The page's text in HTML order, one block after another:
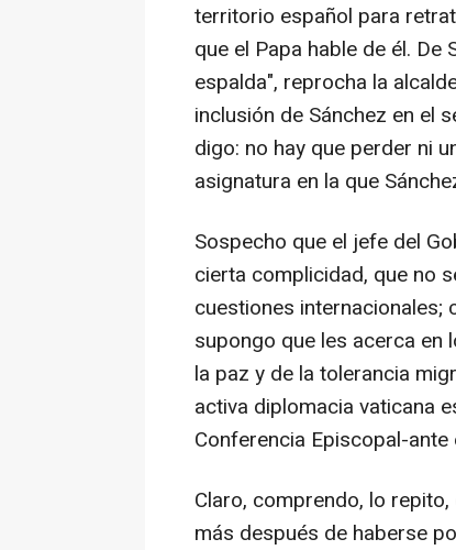
territorio español para
que el Papa hable de él. De
espalda", reprocha la
inclusión de Sánchez en el
digo: no hay que perder ni
asignatura en la que
Sospecho que el jefe del
cierta complicidad, que no
cuestiones internacionales;
supongo que les acerca en
la paz y de la tolerancia
activa diplomacia vaticana
Conferencia Episcopal-
Claro, comprendo, lo
más después de haberse